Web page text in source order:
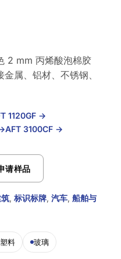
密封与锁紧
Taftflex 6292
TaftGrip
浏览更多 →
客车与卡车制造
船舶与游艇
基材选择器
使用温度指南
2 mm 丙烯酸泡棉胶
属、铝材、不锈钢、
1120GF →
AFT 3100CF →
请样品
, 标识标牌, 汽车, 船舶与
塑料 玻璃